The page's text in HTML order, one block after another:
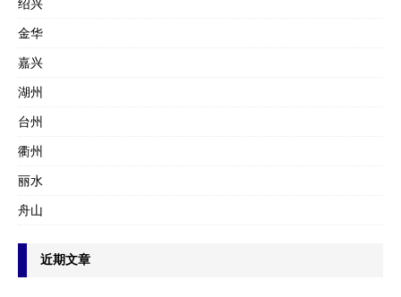
绍兴
金华
嘉兴
湖州
台州
衢州
丽水
舟山
近期文章